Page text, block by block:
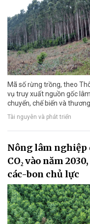
Mã số rừng trồng, theo
vụ truy xuất nguồn gốc
chuyển, chế biến và
Tài nguyên và phát triển
Nông lâm nghiệp
CO₂ vào năm
các-bon chủ lực